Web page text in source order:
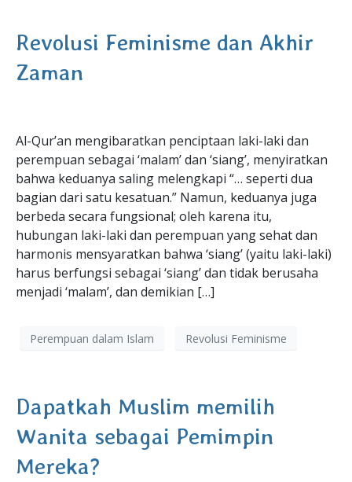
Revolusi Feminisme dan Akhir
Zaman
Al-Qur’an mengibaratkan penciptaan laki-laki dan
perempuan sebagai ‘malam’ dan ‘siang’, menyiratkan
bahwa keduanya saling melengkapi “… seperti dua
bagian dari satu kesatuan.” Namun, keduanya juga
berbeda secara fungsional; oleh karena itu,
hubungan laki-laki dan perempuan yang sehat dan
harmonis mensyaratkan bahwa ‘siang’ (yaitu laki-laki)
harus berfungsi sebagai ‘siang’ dan tidak berusaha
menjadi ‘malam’, dan demikian […]
Perempuan dalam Islam Revolusi Feminisme
Dapatkah Muslim memilih
Wanita sebagai Pemimpin
Mereka?